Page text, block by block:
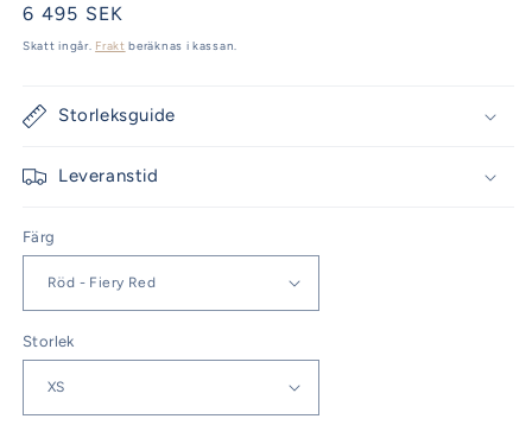
Ordinarie
pris
6 495 SEK
Skatt ingår. Frakt beräknas i kassan.
Storleksguide
Leveranstid
Färg
Storlek